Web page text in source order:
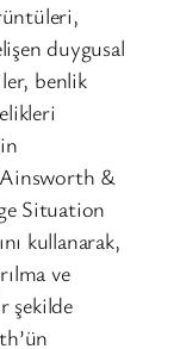
duygusal
benlik
&
Situation
kullanarak,
ve
şekilde